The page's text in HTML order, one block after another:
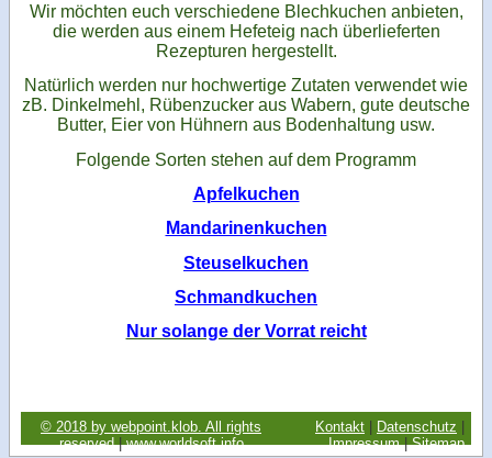
​Wir möchten euch verschiedene Blechkuchen anbieten,
die werden aus einem Hefeteig nach überlieferten
Rezepturen hergestellt.
​Natürlich werden nur hochwertige Zutaten verwendet wie
zB. Dinkelmehl, Rübenzucker aus Wabern, gute deutsche
Butter, Eier von Hühnern aus Bodenhaltung usw.
Folgende Sorten stehen auf dem Programm
Apfelkuchen
Mandarinenkuchen
Steuselkuchen
​Schmandkuchen
​Nur solange der Vorrat reicht
© 2018 by webpoint.klob. All rights
reserved.|www.worldsoft.info
Kontakt | Datenschutz |
Impressum|Sitemap